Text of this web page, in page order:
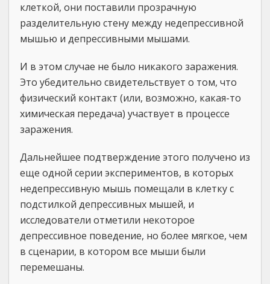
клеткой, они поставили прозрачную
разделительную стену между недепрессивной
мышью и депрессивными мышами.
И в этом случае не было никакого заражения.
Это убедительно свидетельствует о том, что
физический контакт (или, возможно, какая-то
химическая передача) участвует в процессе
заражения.
Дальнейшее подтверждение этого получено из
еще одной серии экспериментов, в которых
недепрессивную мышь помещали в клетку с
подстилкой депрессивных мышей, и
исследователи отметили некоторое
депрессивное поведение, но более мягкое, чем
в сценарии, в котором все мыши были
перемешаны.